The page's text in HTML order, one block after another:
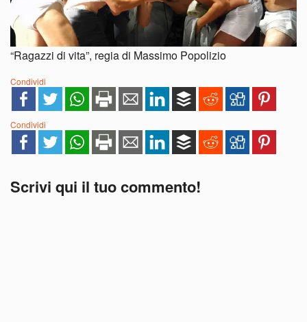
“Ragazzi di vita”, regia di Massimo Popolizio
Condividi
Condividi
Scrivi qui il tuo commento!